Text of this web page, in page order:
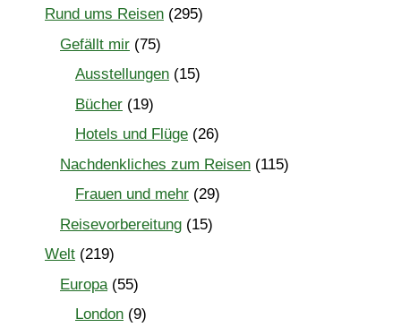
Rund ums Reisen (295)
Gefällt mir (75)
Ausstellungen (15)
Bücher (19)
Hotels und Flüge (26)
Nachdenkliches zum Reisen (115)
Frauen und mehr (29)
Reisevorbereitung (15)
Welt (219)
Europa (55)
London (9)